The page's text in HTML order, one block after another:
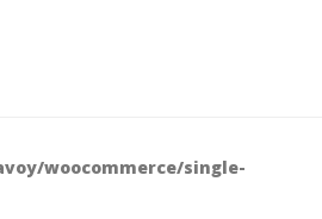
woocommerce/single-